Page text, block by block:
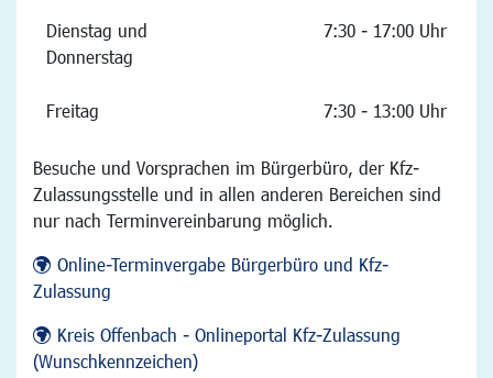
Dienstag und
Donnerstag
7:30 - 17:00 Uhr
Freitag 7:30 - 13:00 Uhr
Besuche und Vorsprachen im Bürgerbüro, der Kfz-
Zulassungsstelle und in allen anderen Bereichen sind
nur nach Terminvereinbarung möglich.
Online-Terminvergabe Bürgerbüro und Kfz-
Zulassung
Kreis Offenbach - Onlineportal Kfz-Zulassung
(Wunschkennzeichen)